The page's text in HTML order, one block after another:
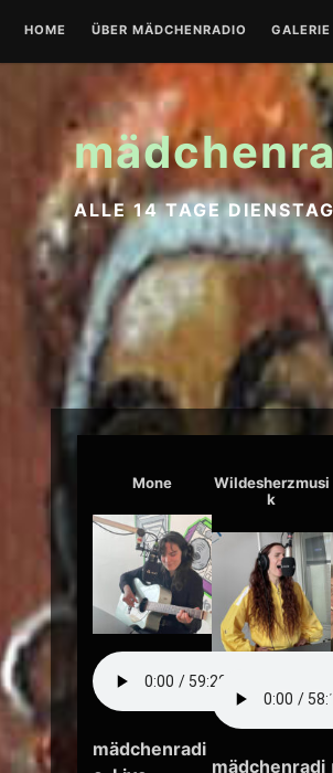
Inhalt
springen
HOME ÜBER MÄDCHENRADIO GALERIE
ALLE 14 TAGE
Mone
mädchenradi
Wildesherzmusi
k
mädchenradi